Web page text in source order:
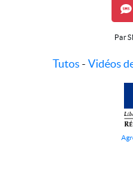
Par
Tutos- Vidéos